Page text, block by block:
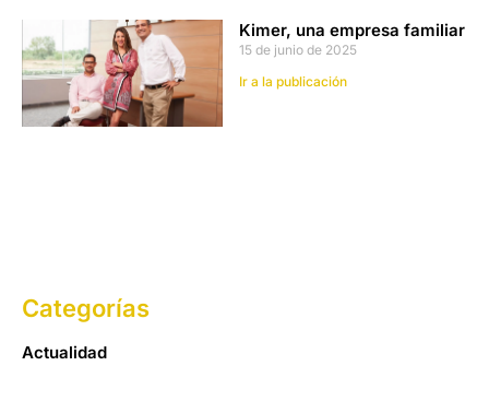
Kimer, una empresa familiar
15 de junio de 2025
Ir a la publicación
Categorías
Actualidad